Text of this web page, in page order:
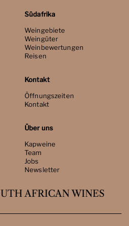
Südafrika
Weingebiete
Weingüter
Weinbewertungen
Reisen
Kontakt
Öffnungszeiten
Kontakt
Über uns
Kapweine
Team
Jobs
Newsletter
AFRICAN WINES